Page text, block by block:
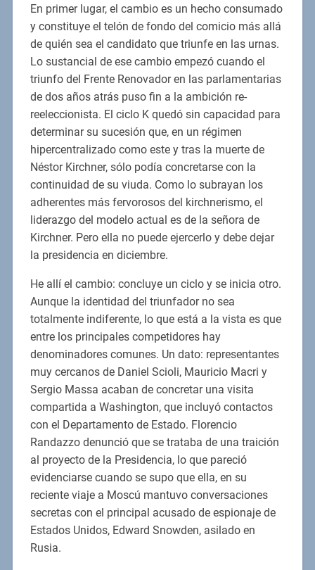
En primer lugar, el cambio es un hecho consumado
y constituye el telón de fondo del comicio más allá
de quién sea el candidato que triunfe en las urnas.
Lo sustancial de ese cambio empezó cuando el
triunfo del Frente Renovador en las parlamentarias
de dos años atrás puso fin a la ambición re-
reeleccionista. El ciclo K quedó sin capacidad para
determinar su sucesión que, en un régimen
hipercentralizado como este y tras la muerte de
Néstor Kirchner, sólo podía concretarse con la
continuidad de su viuda. Como lo subrayan los
adherentes más fervorosos del kirchnerismo, el
liderazgo del modelo actual es de la señora de
Kirchner. Pero ella no puede ejercerlo y debe dejar
la presidencia en diciembre.
He allí el cambio: concluye un ciclo y se inicia otro.
Aunque la identidad del triunfador no sea
totalmente indiferente, lo que está a la vista es que
entre los principales competidores hay
denominadores comunes. Un dato: representantes
muy cercanos de Daniel Scioli, Mauricio Macri y
Sergio Massa acaban de concretar una visita
compartida a Washington, que incluyó contactos
con el Departamento de Estado. Florencio
Randazzo denunció que se trataba de una traición
al proyecto de la Presidencia, lo que pareció
evidenciarse cuando se supo que ella, en su
reciente viaje a Moscú mantuvo conversaciones
secretas con el principal acusado de espionaje de
Estados Unidos, Edward Snowden, asilado en
Rusia.